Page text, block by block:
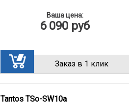
Ваша цена:
6 090 руб
Заказ в 1 клик
Tantos TSo-SW10a